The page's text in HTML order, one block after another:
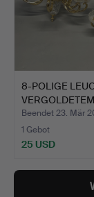
8-POLIGE
UN…
Beendet 23. Mär
1 Gebot
25 USD